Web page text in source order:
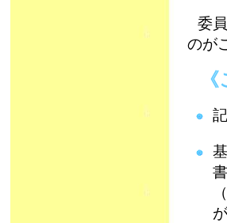
委
のが
《